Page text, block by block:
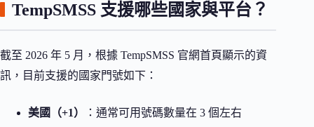
TempSMSS 支援哪些國家與平台？
截至 2026 年 5 月，根據 TempSMSS 官網首頁顯示的資
訊，目前支援的國家門號如下：
美國（+1） ：通常可用號碼數量在 3 個左右